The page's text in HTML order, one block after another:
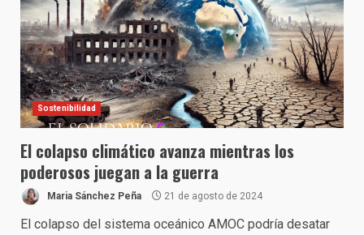
Sostenibilidad
El colapso climático avanza mientras los
poderosos juegan a la guerra
Maria Sánchez Peña 21 de agosto de 2024
El colapso del sistema oceánico AMOC podría desatar